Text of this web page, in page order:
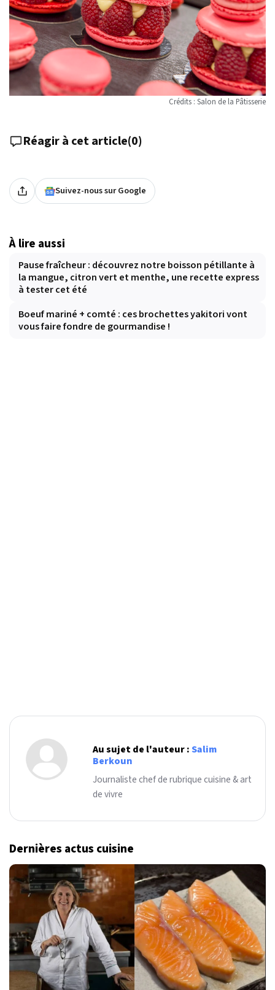
Crédits : Salon de la Pâtisserie
Réagir à cet article(0)
Suivez-nous sur Google
À lire aussi
Pause fraîcheur : découvrez notre boisson pétillante à
la mangue, citron vert et menthe, une recette express
à tester cet été
Boeuf mariné + comté : ces brochettes yakitori vont
vous faire fondre de gourmandise !
Au sujet de l'auteur :Salim
Berkoun
Journaliste chef de rubrique cuisine & art
de vivre
Dernières actus cuisine